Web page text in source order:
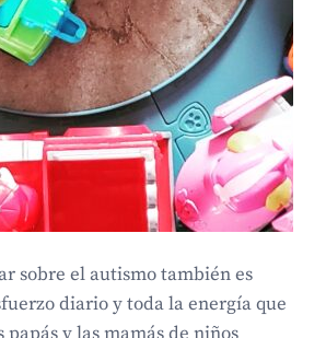
sobre el autismo también es
diario y toda la energía que
papás y las mamás de niños